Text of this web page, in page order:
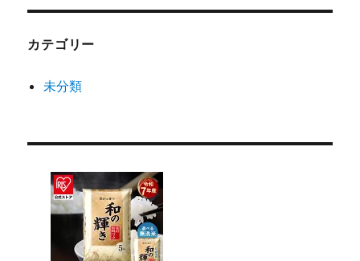
カテゴリー
未分類